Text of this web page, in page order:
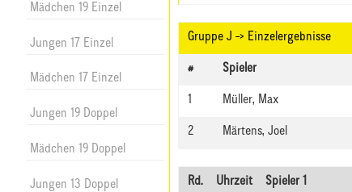
Mädchen 19 Einzel
Jungen 17 Einzel
Mädchen 17 Einzel
Jungen 19 Doppel
Mädchen 19 Doppel
Jungen 13 Doppel
Gruppe J -> Einzelergebnisse
# Spieler
1 Müller, Max
2 Märtens, Joel
Rd. Uhrzeit Spieler 1